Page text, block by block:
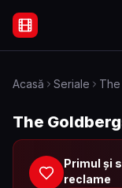
Filme Online
Acasă Seriale
The
Primul și
reclame